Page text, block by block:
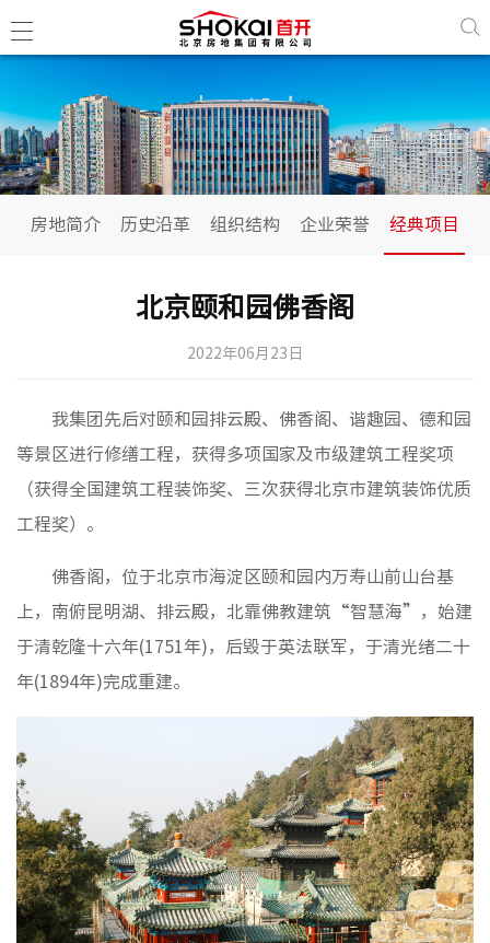
房地简
基础设
材料集
纪检监
群团工
文化理
文化业
品牌理
房地简介 历史沿革 组织结构 企业荣誉 经典项目
北京颐和园佛香阁
2022年06月23日
我集团先后对颐和园排云殿、佛香阁、谐趣园、德和园
等景区进行修缮工程，获得多项国家及市级建筑工程奖项
（获得全国建筑工程装饰奖、三次获得北京市建筑装饰优质
工程奖）。
佛香阁，位于北京市海淀区颐和园内万寿山前山台基
上，南俯昆明湖、排云殿，北靠佛教建筑“智慧海”，始建
于清乾隆十六年(1751年)，后毁于英法联军，于清光绪二十
年(1894年)完成重建。